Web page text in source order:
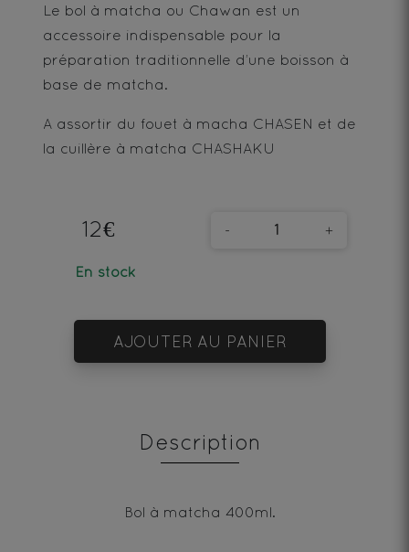
Le bol à matcha ou Chawan est un
accessoire indispensable pour la
préparation traditionnelle d’une boisson à
base de matcha.
A assortir du fouet à macha CHASEN et de
la cuillère à matcha CHASHAKU
12€
En stock
- +
AJOUTER AU PANIER
Description
Bol à matcha 400ml.